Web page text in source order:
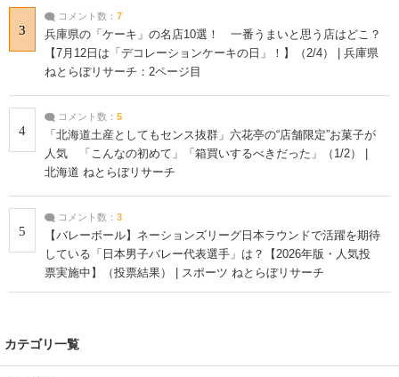
3
コメント数： 7
兵庫県の「ケーキ」の名店10選！ 一番うまいと思う店はどこ？
【7月12日は「デコレーションケーキの日」！】（2/4） | 兵庫県
ねとらぼリサーチ：2ページ目
4
コメント数： 5
「北海道土産としてもセンス抜群」六花亭の“店舗限定”お菓子が
人気 「こんなの初めて」「箱買いするべきだった」（1/2） |
北海道 ねとらぼリサーチ
5
コメント数： 3
【バレーボール】ネーションズリーグ日本ラウンドで活躍を期待
している「日本男子バレー代表選手」は？【2026年版・人気投
票実施中】（投票結果） | スポーツ ねとらぼリサーチ
カテゴリ一覧